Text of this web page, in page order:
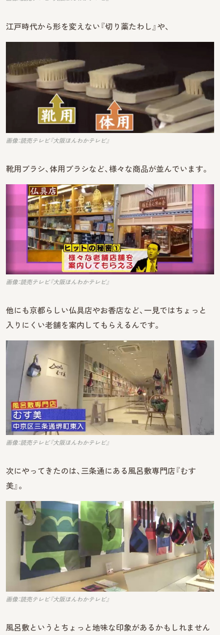
江戸時代から形を変えない『切り藁たわし』や、
画像：読売テレビ『大阪ほんわかテレビ』
靴用ブラシ、体用ブラシなど、様々な商品が並んでいます。
画像：読売テレビ『大阪ほんわかテレビ』
他にも京都らしい仏具店やお香店など、一見ではちょっと
入りにくい老舗を案内してもらえるんです。
画像：読売テレビ『大阪ほんわかテレビ』
次にやってきたのは、三条通にある風呂敷専門店『むす
美』。
画像：読売テレビ『大阪ほんわかテレビ』
風呂敷というとちょっと地味な印象があるかもしれません